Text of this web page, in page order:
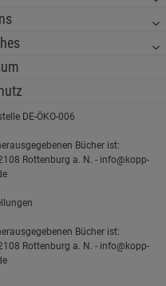
DE-ÖKO-006
Bücher ist:
Rottenburg a. N. - info@kopp-
Bücher ist:
Rottenburg a. N. - info@kopp-